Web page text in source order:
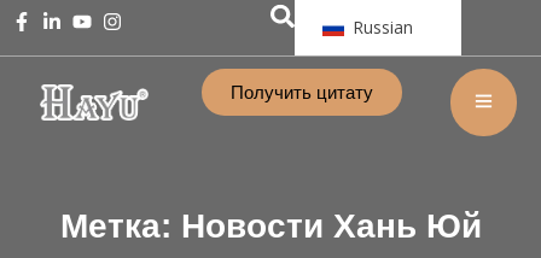
Russian
Получить цитату
Метка: Новости Хань Юй